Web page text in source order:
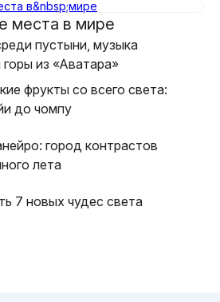
включено, кроме
заказывает на свой вкус.
звёзд. Павел и Юля
места в мире
пустыни, музыка
из «Аватара»
фрукты со всего света:
до чомпу
город контрастов
лета
7 новых чудес света